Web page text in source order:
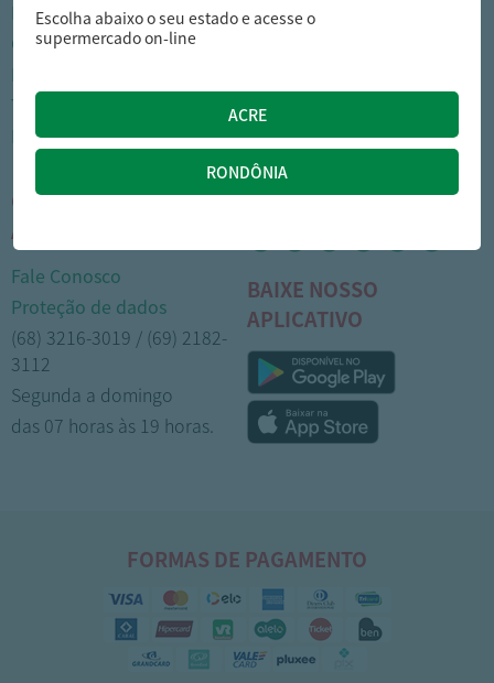
Nossas lojas
Cartão Arasuper
Trabalhe Conosco
Portal do colaborador
Como comprar
Trocas e devoluções
Formas de pagamento
CENTRAL DE
ATENDIMENTO
Fale Conosco
Proteção de dados
(68) 3216-3019 / (69) 2182-
3112
Segunda a domingo
das 07 horas às 19 horas.
MÍDIAS SOCIAIS
BAIXE NOSSO
APLICATIVO
FORMAS DE PAGAMENTO
Escolha abaixo o seu estado e acesse o
supermercado on-line